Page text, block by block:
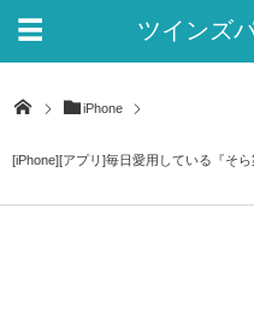
ツインズ
iPhone
[iPhone][アプリ]毎日愛用している『そ